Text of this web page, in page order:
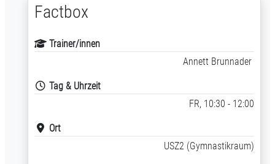
Factbox
Trainer/innen
Annett Brunnader
Tag & Uhrzeit
FR, 10:30 - 12:00
Ort
USZ2 (Gymnastikraum)